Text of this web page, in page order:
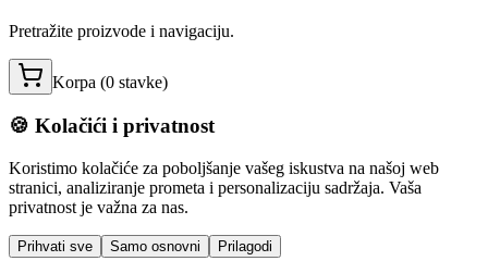
Pretražite proizvode i navigaciju.
Korpa (0 stavke)
🍪 Kolačići i privatnost
Koristimo kolačiće za poboljšanje vašeg iskustva na našoj web
stranici, analiziranje prometa i personalizaciju sadržaja. Vaša
privatnost je važna za nas.
Prihvati sve Samo osnovni Prilagodi